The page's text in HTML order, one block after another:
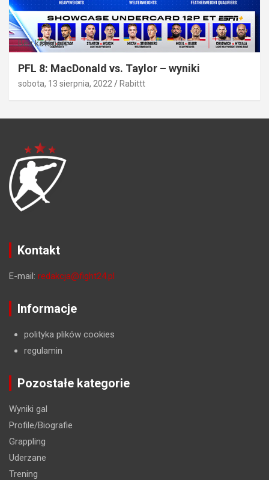
Bez kategorii
PFL 8: MacDonald vs. Taylor – wyniki
sobota, 13 sierpnia, 2022 Rabittt
Kontakt
E-mail: redakcja@fight24.pl
Informacje
polityka plików cookies
regulamin
Pozostałe kategorie
Wyniki gal
Profile/Biografie
Grappling
Uderzane
Trening